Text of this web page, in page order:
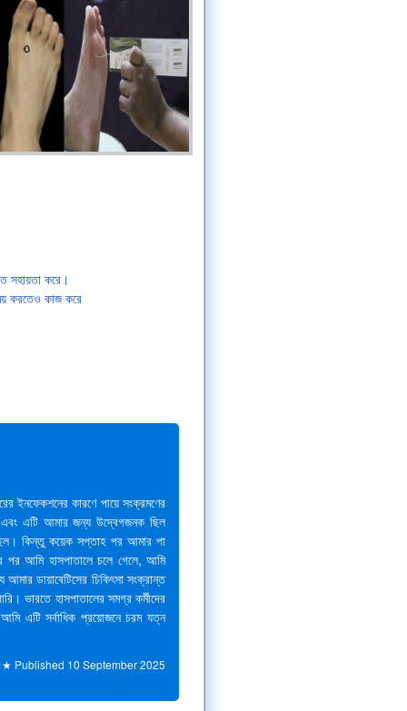
সহায়তা করে।
করতেও কাজ করে
ইনফেকশনের কারণে পায়ে সংক্রমণের
এবং এটি আমার জন্য উদ্বেগজনক ছিল
কিন্তু কয়েক সপ্তাহ পর আমার পা
পর আমি হাসপাতালে চলে গেলে, আমি
ডায়াবেটিসের চিকিৎসা সংক্রান্ত
ভারতে হাসপাতালের সমগ্র কর্মীদের
এটি সর্বাধিক প্রয়োজনে চরম যত্ন
Published 10 September 2025